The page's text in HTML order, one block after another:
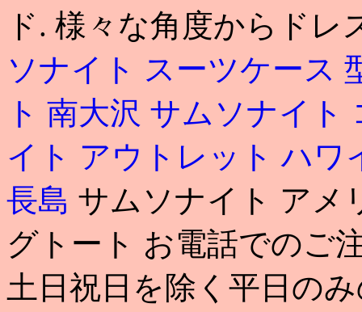
ド. 様々な角度からド
ソナイト スーツケース
ト 南大沢 サムソナイト
イト アウトレット ハワ
長島 サムソナイト アメ
グトート お電話でのご
土日祝日を除く平日の